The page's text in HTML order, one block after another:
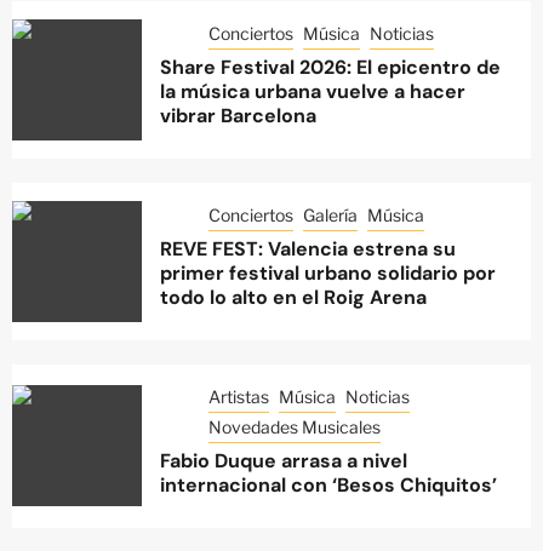
Conciertos Música Noticias
Share Festival 2026: El epicentro de
la música urbana vuelve a hacer
vibrar Barcelona
Conciertos Galería Música
REVE FEST: Valencia estrena su
primer festival urbano solidario por
todo lo alto en el Roig Arena
Artistas Música Noticias
Novedades Musicales
Fabio Duque arrasa a nivel
internacional con ‘Besos Chiquitos’